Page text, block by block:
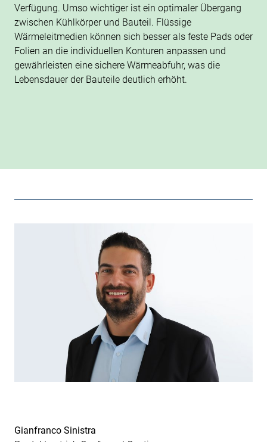
Verfügung. Umso wichtiger ist ein optimaler Übergang
zwischen Kühlkörper und Bauteil. Flüssige
Wärmeleitmedien können sich besser als feste Pads oder
Folien an die individuellen Konturen anpassen und
gewährleisten eine sichere Wärmeabfuhr, was die
Lebensdauer der Bauteile deutlich erhöht.
Gianfranco Sinistra